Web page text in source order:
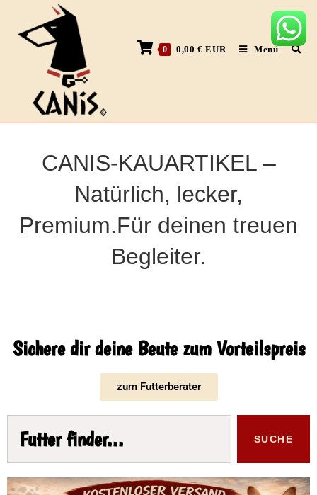
0 0,00€ EUR Menü
CANIS-KAUARTIKEL –
Natürlich, lecker,
Premium.Für deinen treuen
Begleiter.
Sichere dir deine Beute zum Vorteilspreis
zum Futterberater
SUCHE